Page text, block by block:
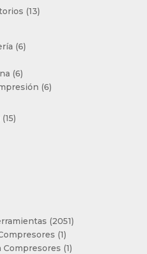
productos
1313
66
66
productos
66
1515
20512051
11
producto
Compresores 11